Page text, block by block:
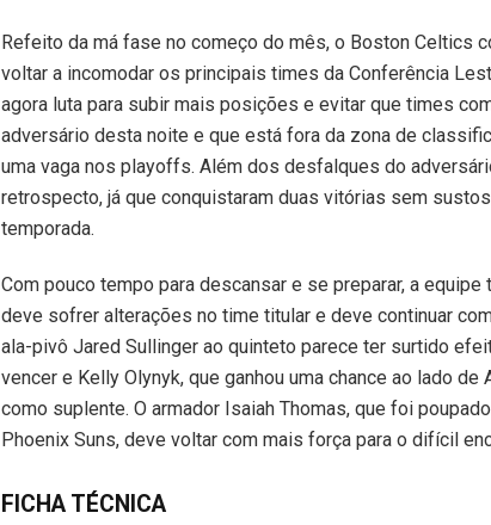
Refeito da má fase no começo do mês, o Boston Celtics
voltar a incomodar os principais times da Conferência
agora luta para subir mais posições e evitar que times
adversário desta noite e que está fora da zona de
uma vaga nos playoffs. Além dos desfalques do
retrospecto, já que conquistaram duas vitórias sem
temporada.
Com pouco tempo para descansar e se preparar, a equipe
deve sofrer alterações no time titular e deve continuar
ala-pivô Jared Sullinger ao quinteto parece ter surtido
vencer e Kelly Olynyk, que ganhou uma chance ao lado de
como suplente. O armador Isaiah Thomas, que foi
Phoenix Suns, deve voltar com mais força para o difícil
FICHA TÉCNICA